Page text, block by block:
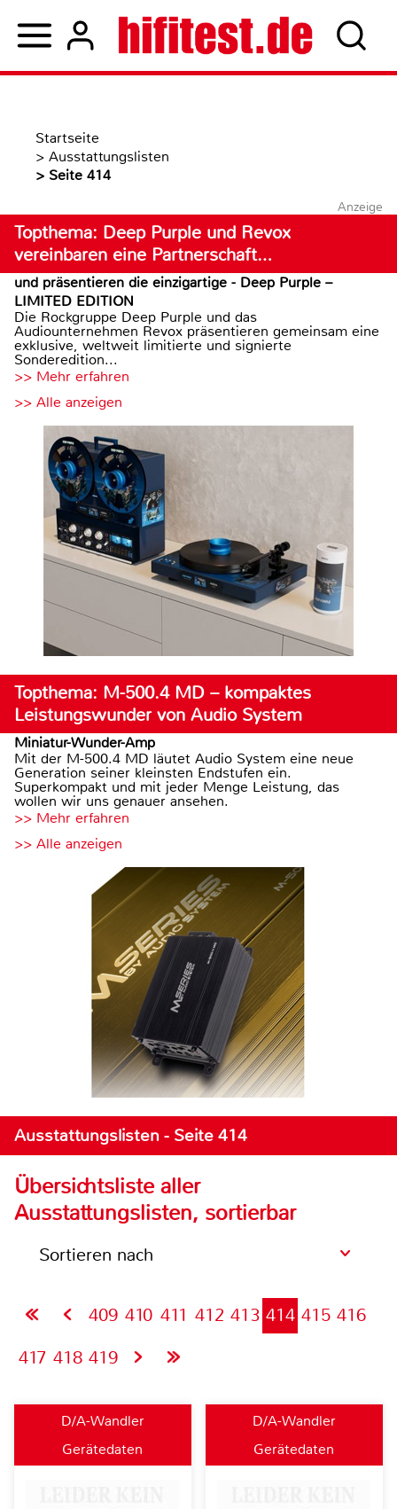
Startseite
> Ausstattungslisten
> Seite 414
Anzeige
Topthema: Deep Purple und Revox
vereinbaren eine Partnerschaft…
und präsentieren die einzigartige - Deep Purple –
LIMITED EDITION
Die Rockgruppe Deep Purple und das
Audiounternehmen Revox präsentieren gemeinsam eine
exklusive, weltweit limitierte und signierte
Sonderedition...
>> Mehr erfahren
>> Alle anzeigen
Topthema: M-500.4 MD – kompaktes
Leistungswunder von Audio System
Miniatur-Wunder-Amp
Mit der M-500.4 MD läutet Audio System eine neue
Generation seiner kleinsten Endstufen ein.
Superkompakt und mit jeder Menge Leistung, das
wollen wir uns genauer ansehen.
>> Mehr erfahren
>> Alle anzeigen
Ausstattungslisten - Seite 414
Übersichtsliste aller
Ausstattungslisten, sortierbar
Sortieren nach
409 410 411 412 413 414 415 416
417 418 419
D/A-Wandler
Gerätedaten
D/A-Wandler
Gerätedaten